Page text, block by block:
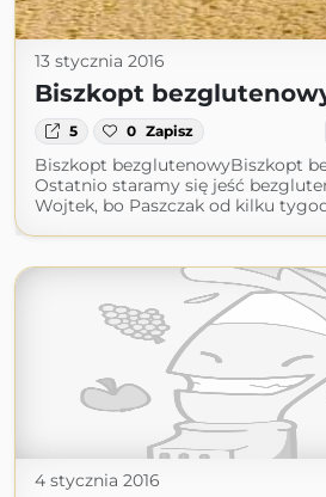
13 stycznia 2016
Biszkopt
5 0 Zapisz
Biszkopt bezglutenowyBiszkopt
Ostatnio staramy się jeść
Wojtek, bo Paszczak od kilku
4 stycznia 2016